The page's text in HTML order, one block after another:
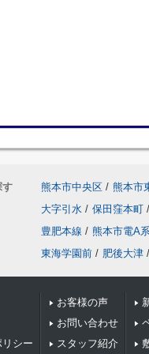
す 熊本市中央区 / 熊本市
大字引水 / 保田窪本町 /
豊肥本線 / 熊本市電A
東海学園前 / 肥後大津 /
シー
お客様の声
お問い合わせ
スタッフ紹介